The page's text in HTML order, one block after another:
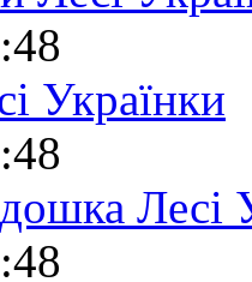
Українки
Лесі